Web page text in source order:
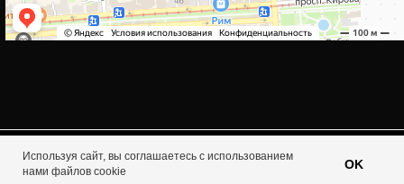
Используя сайт, вы соглашаетесь с использованием
нами файлов cookie
OK
Made on Tilda